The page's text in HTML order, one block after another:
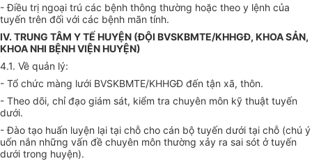
- Điều trị ngoại trú các bệnh thông thường hoặc theo y lệnh của
tuyến trên đối với các bệnh mãn tính.
IV. TRUNG TÂM Y TẾ HUYỆN (ĐỘI BVSKBMTE/KHHGĐ, KHOA SẢN,
KHOA NHI BỆNH VIỆN HUYỆN)
4.1. Về quản lý:
- Tổ chức màng lưới BVSKBMTE/KHHGĐ đến tận xã, thôn.
- Theo dõi, chỉ đạo giám sát, kiểm tra chuyên môn kỹ thuật tuyến
dưới.
- Đào tạo huấn luyện lại tại chỗ cho cán bộ tuyến dưới tại chỗ (chú ý
uốn nắn những vấn đề chuyên môn thường xảy ra sai sót ở tuyến
dưới trong huyện).